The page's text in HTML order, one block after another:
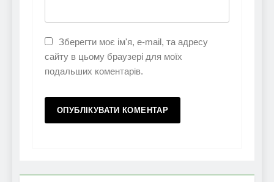
Зберегти моє ім'я, e-mail, та адресу
сайту в цьому браузері для моїх
подальших коментарів.